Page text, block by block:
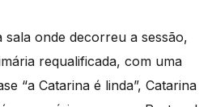
sala onde decorreu a sessão,
requalificada, com uma
“a Catarina é linda”, Catarina